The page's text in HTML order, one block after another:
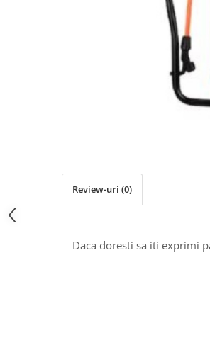
Review-uri (0)
Daca doresti sa iti exprimi